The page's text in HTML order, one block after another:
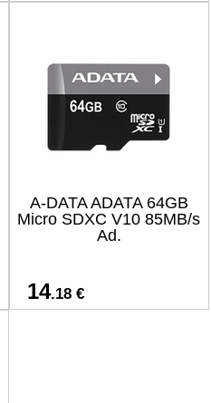
A-DATA ADATA 64GB
Micro SDXC V10 85MB/s
Ad.
14.18 €